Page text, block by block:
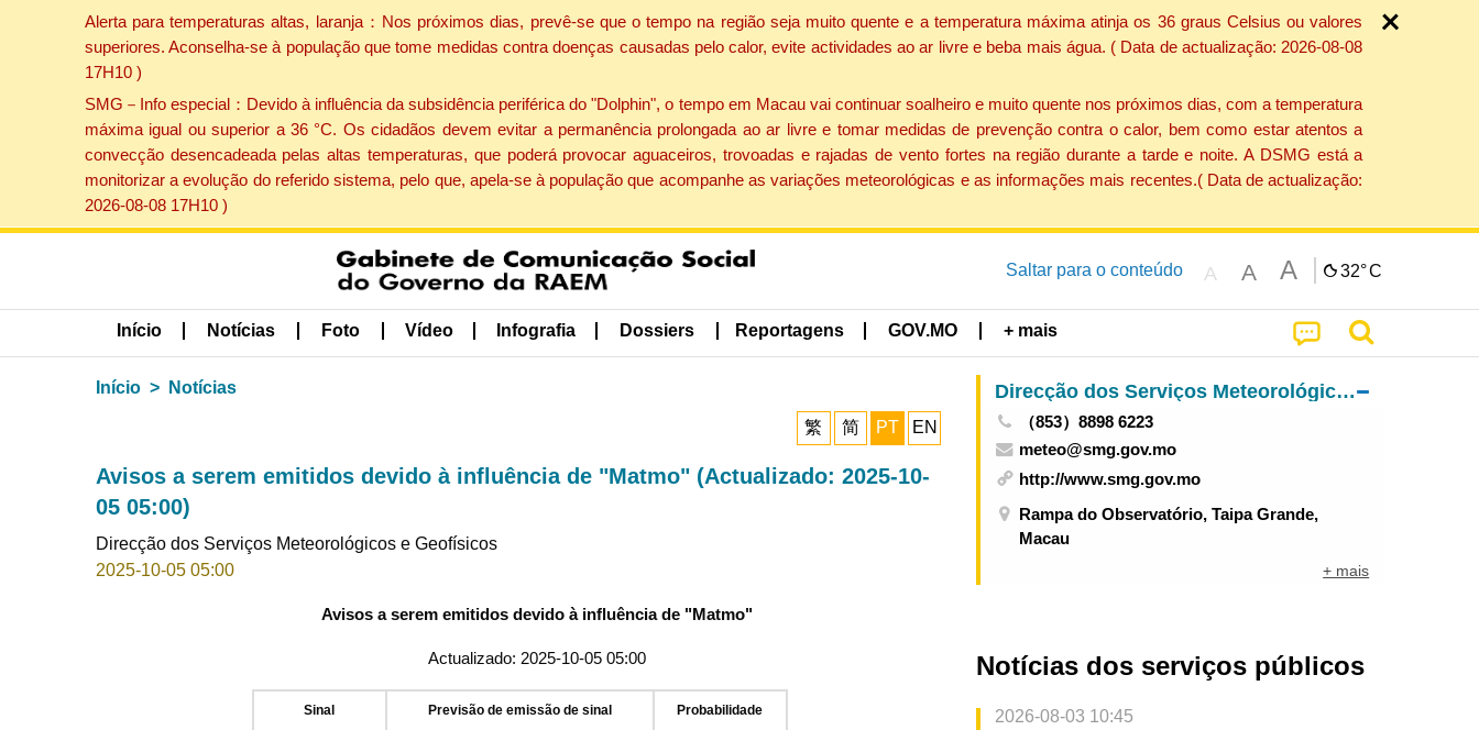
Alerta para temperaturas altas, laranja：Nos próximos dias, prevê-se que o tempo na região seja muito quente e a temperatura máxima atinja os 36 graus Celsius ou valores
superiores. Aconselha-se à população que tome medidas contra doenças causadas pelo calor, evite actividades ao ar livre e beba mais água. ( Data de actualização: 2026-08-08
17H10 )
SMG－Info especial：Devido à influência da subsidência periférica do "Dolphin", o tempo em Macau vai continuar soalheiro e muito quente nos próximos dias, com a temperatura
máxima igual ou superior a 36 °C. Os cidadãos devem evitar a permanência prolongada ao ar livre e tomar medidas de prevenção contra o calor, bem como estar atentos a
convecção desencadeada pelas altas temperaturas, que poderá provocar aguaceiros, trovoadas e rajadas de vento fortes na região durante a tarde e noite. A DSMG está a
monitorizar a evolução do referido sistema, pelo que, apela-se à população que acompanhe as variações meteorológicas e as informações mais recentes.( Data de actualização:
2026-08-08 17H10 )
Saltar para o conteúdo A A A 32°C
Início Notícias Foto Vídeo Infografia Dossiers Reportagens GOV.MO + mais
Início Notícias
繁 简 PT EN
Avisos a serem emitidos devido à influência de "Matmo" (Actualizado: 2025-10-
05 05:00)
Direcção dos Serviços Meteorológicos e Geofísicos
2025-10-05 05:00
Avisos a serem emitidos devido à influência de "Matmo"
Actualizado: 2025-10-05 05:00
Sinal Previsão de emissão de sinal Probabilidade
Direcção dos Serviços Meteorológicos e Geofísicos
（853）8898 6223
meteo@smg.gov.mo
http://www.smg.gov.mo
Rampa do Observatório, Taipa Grande,
Macau
+ mais
Notícias dos serviços públicos
2026-08-03 10:45